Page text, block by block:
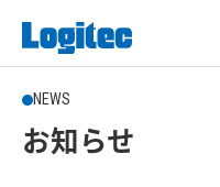
NEWS
お知らせ